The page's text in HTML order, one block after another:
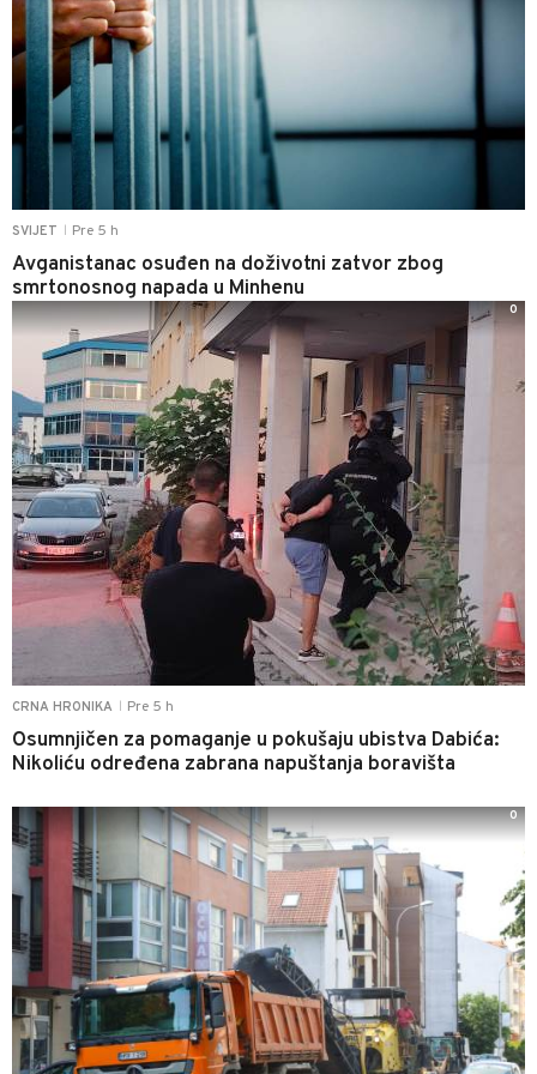
SVIJET Pre 5 h
Avganistanac osuđen na doživotni zatvor zbog
smrtonosnog napada u Minhenu
CRNA HRONIKA Pre 5 h
Osumnjičen za pomaganje u pokušaju ubistva Dabića:
Nikoliću određena zabrana napuštanja boravišta
0
0